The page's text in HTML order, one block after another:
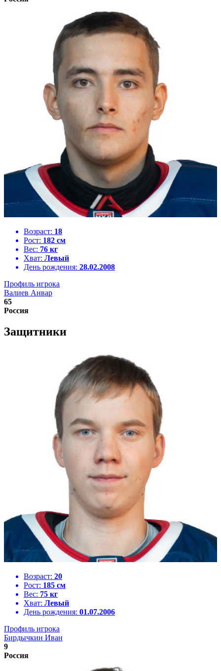
Возраст: 18
Рост: 182 см
Вес: 76 кг
Хват: Левый
День рождения: 28.02.2008
Профиль игрока
Валиев Анвар
65
Россия
Защитники
Возраст: 20
Рост: 185 см
Вес: 75 кг
Хват: Левый
День рождения: 01.07.2006
Профиль игрока
Бирдычкин Иван
9
Россия